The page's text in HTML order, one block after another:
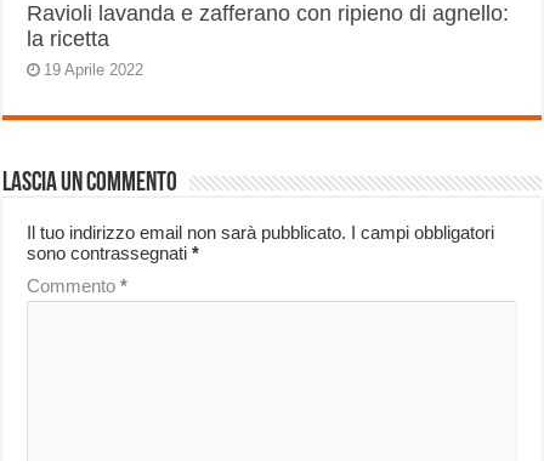
Ravioli lavanda e zafferano con ripieno di agnello:
la ricetta
19 Aprile 2022
Lascia un commento
Il tuo indirizzo email non sarà pubblicato. I campi obbligatori
sono contrassegnati*
Commento*